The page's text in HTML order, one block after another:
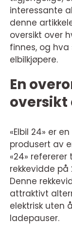
interessante
denne
oversikt over
finnes, og
elbilkjøpere.
En
oversikt
«Elbil 24» er
produsert av
«24»
rekkevidde
Denne
attraktivt
elektrisk uten
ladepauser.